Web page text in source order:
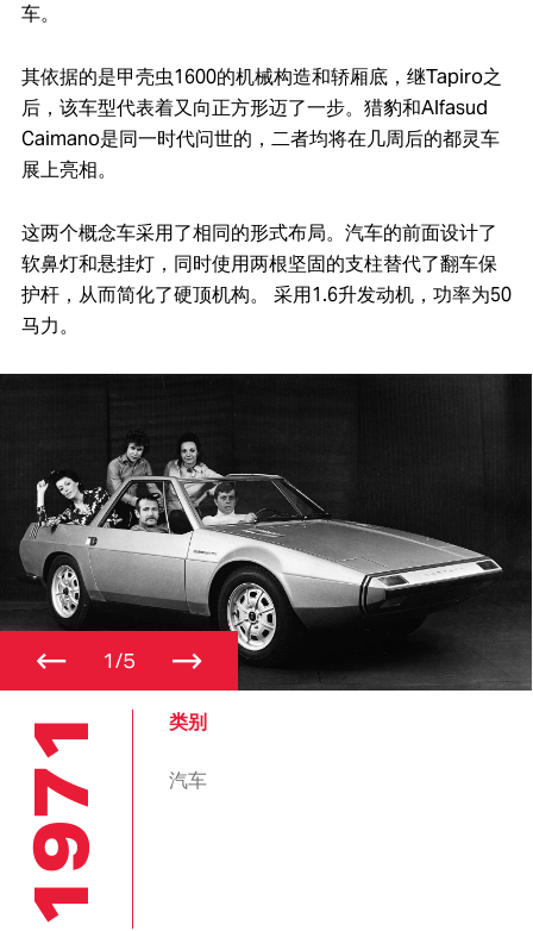
车。
其依据的是甲壳虫1600的机械构造和轿厢底，继Tapiro之
后，该车型代表着又向正方形迈了一步。猎豹和Alfasud
Caimano是同一时代问世的，二者均将在几周后的都灵车
展上亮相。
这两个概念车采用了相同的形式布局。汽车的前面设计了
软鼻灯和悬挂灯，同时使用两根坚固的支柱替代了翻车保
护杆，从而简化了硬顶机构。 采用1.6升发动机，功率为50
马力。
← 1/5 →
1971 类别
汽车